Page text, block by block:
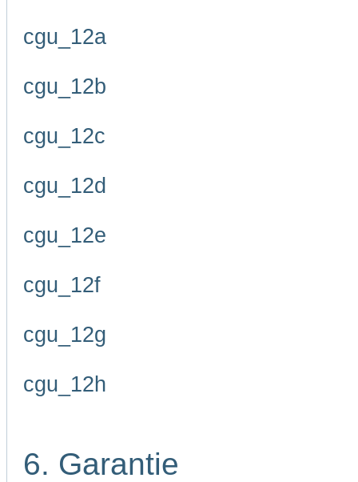
cgu_12a
cgu_12b
cgu_12c
cgu_12d
cgu_12e
cgu_12f
cgu_12g
cgu_12h
6. Garantie